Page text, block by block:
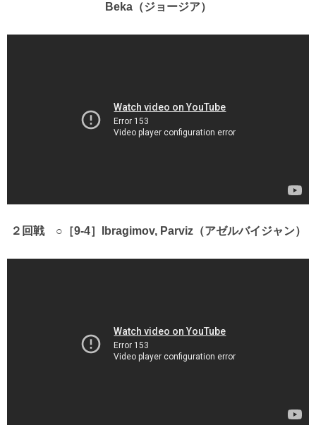
Beka（ジョージア）
２回戦 ○［9-4］Ibragimov, Parviz（アゼルバイジャン）